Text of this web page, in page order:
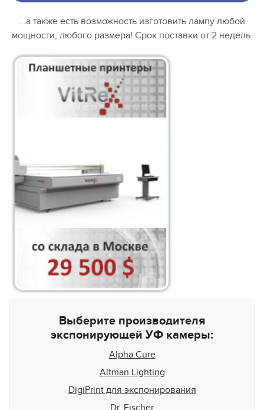
...а также есть возможность изготовить лампу любой
мощности, любого размера! Срок поставки от 2 недель.
Выберите производителя
экспонирующей УФ камеры:
Alpha Cure
Altman Lighting
DigiPrint для экспонирования
Dr. Fischer